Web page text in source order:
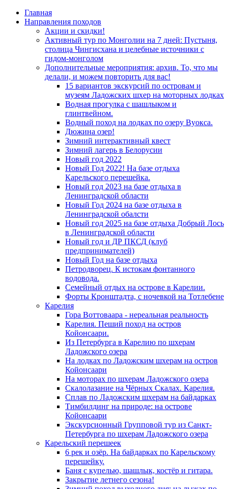
Главная
Направления походов
Акции и скидки!
Активный тур по Монголии на 7 дней: Пустыня,
столица Чингисхана и целебные источники с
гидом-монголом
Дополнительные мероприятия: архив. То, что мы
делали, и можем повторить для вас!
15 вариантов экскурсий по островам и
музеям Ладожских шхер на моторных лодках
Водная прогулка с шашлыком и
глинтвейном.
Водный поход на лодках по озеру Вуокса.
Дюжина озер!
Зимний интерактивный квест
Зимний лагерь в Белорусии
Новый год 2022
Новый Год 2022! На базе отдыха
Карельского перешейка.
Новый год 2023 на базе отдыха в
Ленинградской области
Новый Год 2024 на базе отдыха в
Ленинградской обалсти
Новый год 2025 на базе отдыха Добрый Лось
в Ленинградской области
Новый год и ДР ПКСД (клуб
предпринимателей)
Новый Год на базе отдыха
Петродворец. К истокам фонтанного
водовода.
Семейный отдых на острове в Карелии.
Форты Кронштадта, с ночевкой на Тотлебене
Карелия
Гора Воттоваара - нереальная реальность
Карелия. Пеший поход на остров
Койонсаари.
Из Петербурга в Карелию по шхерам
Ладожского озера
На лодках по Ладожским шхерам на остров
Койонсаари
На моторах по шхерам Ладожского озера
Скалолазание на Чёрных Скалах. Карелия.
Сплав по Ладожским шхерам на байдарках
Тимбилдинг на природе: на острове
Койонсаари
Экскурсионный Групповой тур из Санкт-
Петербурга по шхерам Ладожского озера
Карельский перешеек
6 рек и озёр. На байдарках по Карельскому
перешейку.
Баня с купелью, шашлык, костёр и гитара.
Закрытие летнего сезона!